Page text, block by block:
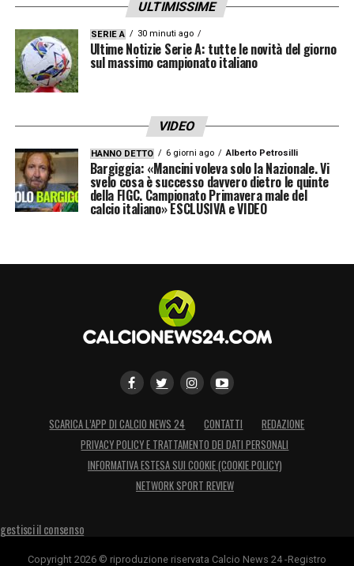
ULTIMISSIME
SERIE A 30 minuti ago
Ultime Notizie Serie A: tutte le novità del giorno
sul massimo campionato italiano
VIDEO
HANNO DETTO 6 giorni ago Alberto Petrosilli
Bargiggia: «Mancini voleva solo la Nazionale. Vi
svelo cosa è successo davvero dietro le quinte
della FIGC. Campionato Primavera male del
calcio italiano» ESCLUSIVA e VIDEO
SCARICA L’APP DI CALCIO NEWS 24 CONTATTI
REDAZIONE
PRIVACY POLICY E TRATTAMENTO DEI DATI PERSONALI
INFORMATIVA ESTESA SUI COOKIE (COOKIE POLICY)
NETWORK SPORT REVIEW
gestisci il consenso
Copyright 2026 © riproduzione riservata Calcio News 24 -Registro